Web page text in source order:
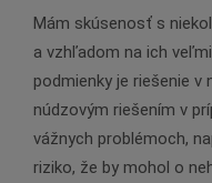
Mám skúsenosť s
a vzhľadom na ich
podmienky je riešenie
núdzovým riešením v
vážnych problémoch,
riziko, že by mohol o